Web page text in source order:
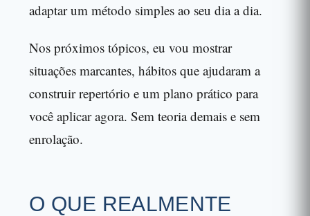
adaptar um método simples ao seu dia a dia.
Nos próximos tópicos, eu vou mostrar
situações marcantes, hábitos que ajudaram a
construir repertório e um plano prático para
você aplicar agora. Sem teoria demais e sem
enrolação.
O QUE REALMENTE